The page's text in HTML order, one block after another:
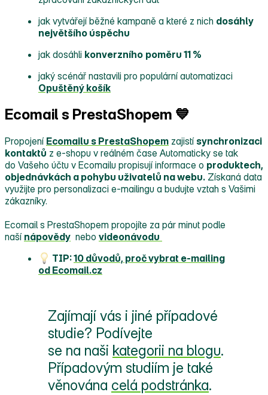
jak vytvářejí běžné kampaně a které z nich dosáhly
největšího úspěchu
jak dosáhli konverzního poměru 11 %
jaký scénář nastavili pro populární automatizaci
Opuštěný košík
Ecomail s PrestaShopem 💙
Propojení Ecomailu s PrestaShopem zajistí synchronizaci
kontaktů z e‑shopu v reálném čase Automaticky se tak
do Vašeho účtu v Ecomailu propisují informace o produktech,
objednávkách a pohybu uživatelů na webu. Získaná data
využijte pro personalizaci e‑mailingu a budujte vztah s Vašimi
zákazníky.
Ecomail s PrestaShopem propojíte za pár minut podle
naší nápovědy nebo videonávodu
TIP:10 důvodů, proč vybrat e‑mailing
od Ecomail.cz
Zajímají vás i jiné případové
studie? Podívejte
se na naši kategorii na blogu.
Případovým studiím je také
věnována celá podstránka.